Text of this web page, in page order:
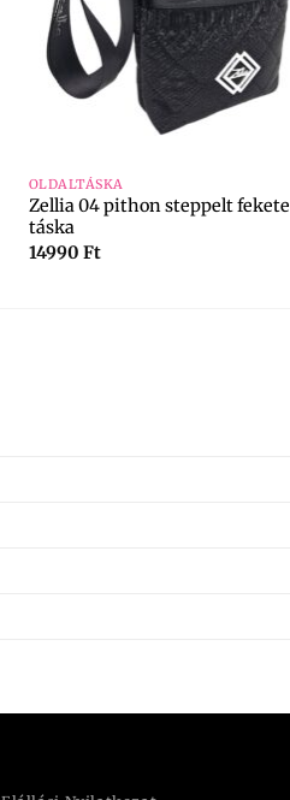
OLDALTÁSKA
Zellia 04 pithon steppelt fekete
táska
14990 Ft